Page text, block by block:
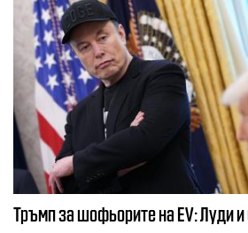
Тръмп за шофьорите на EV: Луди и